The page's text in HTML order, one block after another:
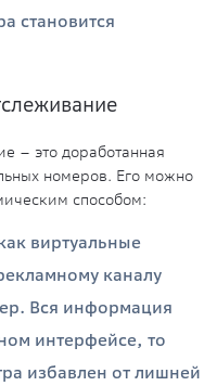
становится
– это доработанная
номеров. Его можно
способом:
виртуальные
каналу
Вся информация
интерфейсе, то
избавлен от лишней